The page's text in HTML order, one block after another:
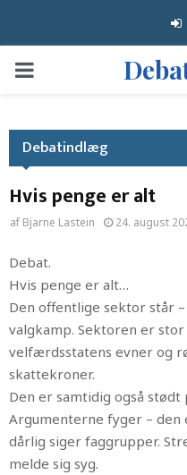
PRIMARY
Debatindlæg
Hvis penge er alt
af Bjarne Lastein 24. august
Debat.
Hvis penge er alt…
Den offentlige sektor står
valgkamp. Sektoren er
velfærdsstatens evner og
skattekroner.
Den er samtidig også
Argumenterne fyger – den
dårlig siger faggrupper.
melde sig syg.